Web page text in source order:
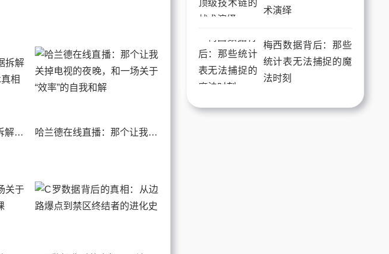
梅西直播里散步？数据拆解“球场漫步者”背后的战术真相 哈兰德在线直播：那个让我关掉电视的夜晚，和一场关于“效率”的自我和解
术演绎
梅西数据背后：那些
统计表无法捕捉的魔
法时刻